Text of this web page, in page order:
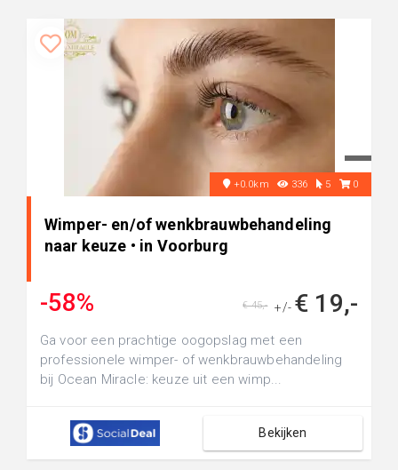
+0.0km 336 5 0
Wimper- en/of wenkbrauwbehandeling
naar keuze • in Voorburg
-58% +/- € 19,-
€ 45,-
Ga voor een prachtige oogopslag met een
professionele wimper- of wenkbrauwbehandeling
bij Ocean Miracle: keuze uit een wimp...
Bekijken